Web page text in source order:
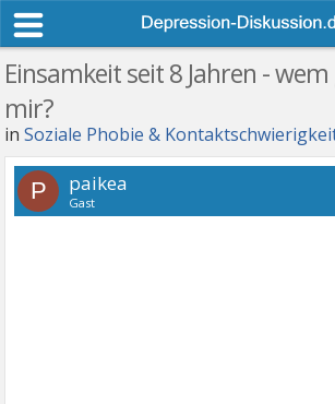
Einsamkeit seit 8 Jahren -
mir?
inSoziale Phobie &
P paikea
Gast